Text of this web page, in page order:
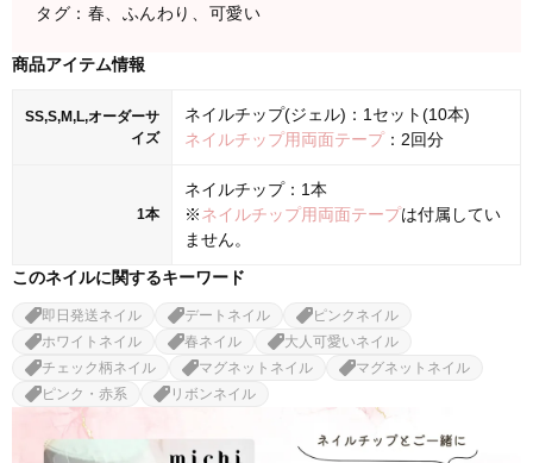
タグ：春、ふんわり、可愛い
商品アイテム情報
SS,S,M,L,オーダーサ
イズ
ネイルチップ(ジェル)：1セット(10本)
ネイルチップ用両面テープ：2回分
1本
ネイルチップ：1本
※ネイルチップ用両面テープは付属してい
ません。
このネイルに関するキーワード
即日発送ネイル デートネイル
ピンクネイル
ホワイトネイル
春ネイル
大人可愛いネイル
チェック柄ネイル
マグネットネイル
マグネットネイル
ピンク・赤系
リボンネイル